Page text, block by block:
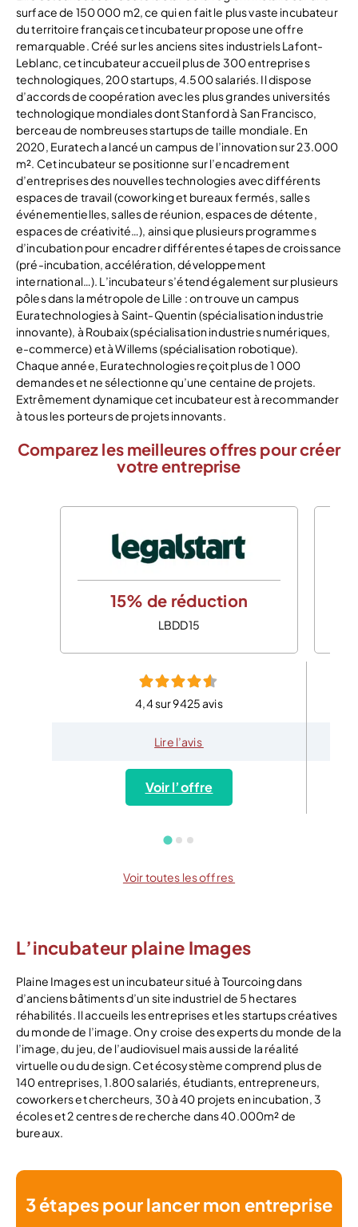
surface de 150 000 m2, ce qui en fait le plus vaste incubateur
du territoire français cet incubateur propose une offre
remarquable. Créé sur les anciens sites industriels Lafont-
Leblanc, cet incubateur accueil plus de 300 entreprises
technologiques, 200 startups, 4.500 salariés. Il dispose
d’accords de coopération avec les plus grandes universités
technologique mondiales dont Stanford à San Francisco,
berceau de nombreuses startups de taille mondiale. En
2020, Euratech a lancé un campus de l’innovation sur 23.000
m². Cet incubateur se positionne sur l’encadrement
d’entreprises des nouvelles technologies avec différents
espaces de travail (coworking et bureaux fermés, salles
événementielles, salles de réunion, espaces de détente,
espaces de créativité…), ainsi que plusieurs programmes
d’incubation pour encadrer différentes étapes de croissance
(pré-incubation, accélération, développement
international…). L’incubateur s’étend également sur plusieurs
pôles dans la métropole de Lille : on trouve un campus
Euratechnologies à Saint-Quentin (spécialisation industrie
innovante), à Roubaix (spécialisation industries numériques,
e-commerce) et à Willems (spécialisation robotique).
Chaque année, Euratechnologies reçoit plus de 1 000
demandes et ne sélectionne qu’une centaine de projets.
Extrêmement dynamique cet incubateur est à recommander
à tous les porteurs de projets innovants.
Comparez les meilleures offres pour créer
votre entreprise
15% de réduction
LBDD15
4,4 sur 9425 avis
Lire l’avis
Voir l’offre
Voir toutes les offres
L’incubateur plaine Images
Plaine Images est un incubateur situé à Tourcoing dans
d’anciens bâtiments d’un site industriel de 5 hectares
réhabilités. Il accueils les entreprises et les startups créatives
du monde de l’image. On y croise des experts du monde de la
l’image, du jeu, de l’audiovisuel mais aussi de la réalité
virtuelle ou du design. Cet écosystème comprend plus de
140 entreprises, 1.800 salariés, étudiants, entrepreneurs,
coworkers et chercheurs, 30 à 40 projets en incubation, 3
écoles et 2 centres de recherche dans 40.000m² de
bureaux.
3 étapes pour lancer mon entreprise